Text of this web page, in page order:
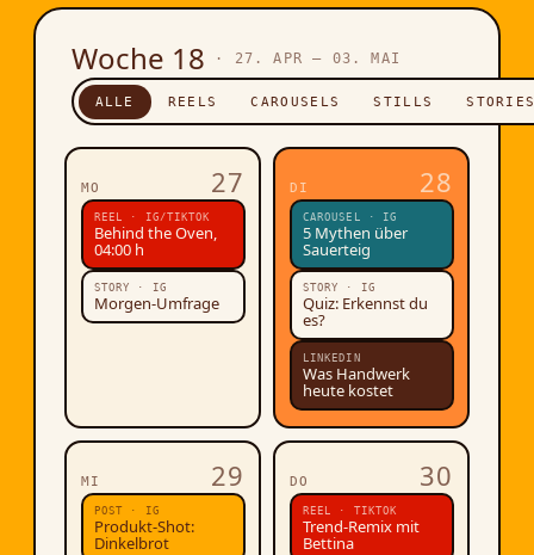
Woche 18 · 27. APR – 03. MAI
ALLE REELS CAROUSELS STILLS
MO 27
REEL · IG/TIKTOK
Behind the Oven,
04:00 h
STORY · IG
Morgen-Umfrage
DI 28
CAROUSEL · IG
5 Mythen über
Sauerteig
STORY · IG
Quiz: Erkennst du
es?
LINKEDIN
Was Handwerk
heute kostet
MI 29
POST · IG
Produkt-Shot:
Dinkelbrot
DO 30
REEL · TIKTOK
Trend-Remix mit
Bettina